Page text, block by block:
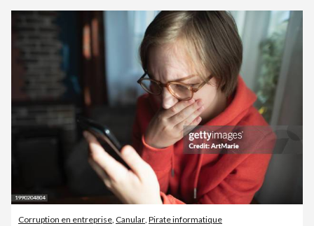
Corruption en entreprise, Canular, Pirate informatique